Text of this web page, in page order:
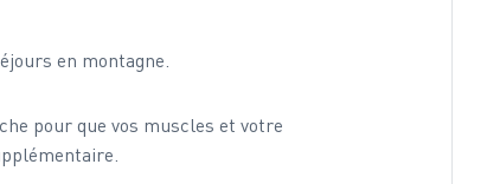
en montagne.
pour que vos muscles et votre